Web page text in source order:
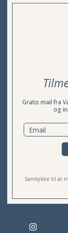
Gratis mail fra
og
Samtykke til at